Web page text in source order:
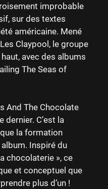
improbable
sur des textes
américaine. Mené
Claypool, le groupe
avec des albums
The Seas of
And The Chocolate
C’est la
la formation
album. Inspiré du
chocolaterie », ce
et conceptuel que
plus d’un !